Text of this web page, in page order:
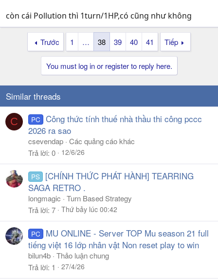
còn cái Pollution thì 1turn/1HP,có cũng như không
Trước 1 … 38 39 40 41 Tiếp
You must log in or register to reply here.
Similar threads
C PC Công thức tính thuế nhà thầu thi công pccc
2026 ra sao
csevendap Các quảng cáo khác
Trả lời 0 12/6/26
PS
[CHÍNH THỨC PHÁT HÀNH] TEARRING
SAGA RETRO .
longmagic
Turn Based Strategy
Trả lời 7 Thứ bảy lúc 00:42
PC
MU ONLINE - Server TOP Mu season 21 full
tiếng việt 16 lớp nhân vật Non reset play to win
bilun4b Thảo luận chung
Trả lời 1 27/4/26